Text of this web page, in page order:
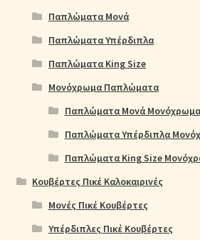
Παπλώματα Μονά
Παπλώματα Υπέρδιπλα
Παπλώματα King Size
Μονόχρωμα Παπλώματα
Παπλώματα Μονά Μονόχρωμα
Παπλώματα Υπέρδιπλα
Παπλώματα King Size
Κουβέρτες Πικέ Καλοκαιρινές
Μονές Πικέ Κουβέρτες
Υπέρδιπλες Πικέ Κουβέρτες